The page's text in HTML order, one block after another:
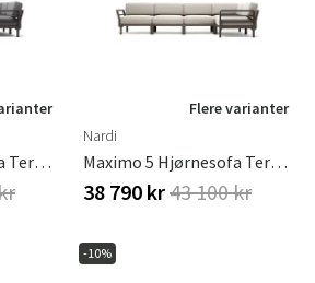
Maximo 5 Hjørnesofa Terra - Lava
Flere varianter
Nardi
Maximo 5 Hjørnesofa Terra - Perla
38 790 kr43 100 kr
-10%